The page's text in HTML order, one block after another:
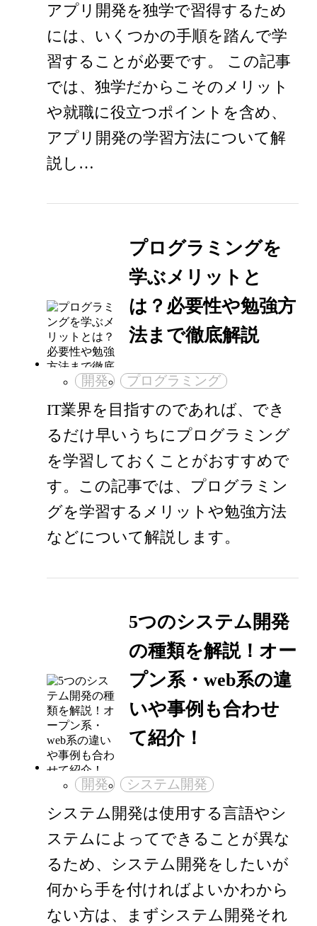
アプリ開発を独学で習得するため
には、いくつかの手順を踏んで学
習することが必要です。 この記事
では、独学だからこそのメリット
や就職に役立つポイントを含め、
アプリ開発の学習方法について解
説し…
プログラミングを
学ぶメリットと
は？必要性や勉強方
法まで徹底解説
開発 プログラミング
IT業界を目指すのであれば、でき
るだけ早いうちにプログラミング
を学習しておくことがおすすめで
す。この記事では、プログラミン
グを学習するメリットや勉強方法
などについて解説します。
5つのシステム開発
の種類を解説！オー
プン系・web系の違
いや事例も合わせ
て紹介！
開発 システム開発
システム開発は使用する言語やシ
ステムによってできることが異な
るため、システム開発をしたいが
何から手を付ければよいかわから
ない方は、まずシステム開発それ